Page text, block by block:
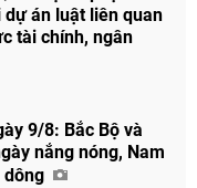
dự án luật liên quan
tài chính, ngân
9/8: Bắc Bộ và
nắng nóng, Nam
dông